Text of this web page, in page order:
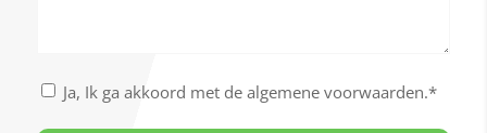
Akkoord
Ja, Ik ga akkoord met de algemene voorwaarden.*